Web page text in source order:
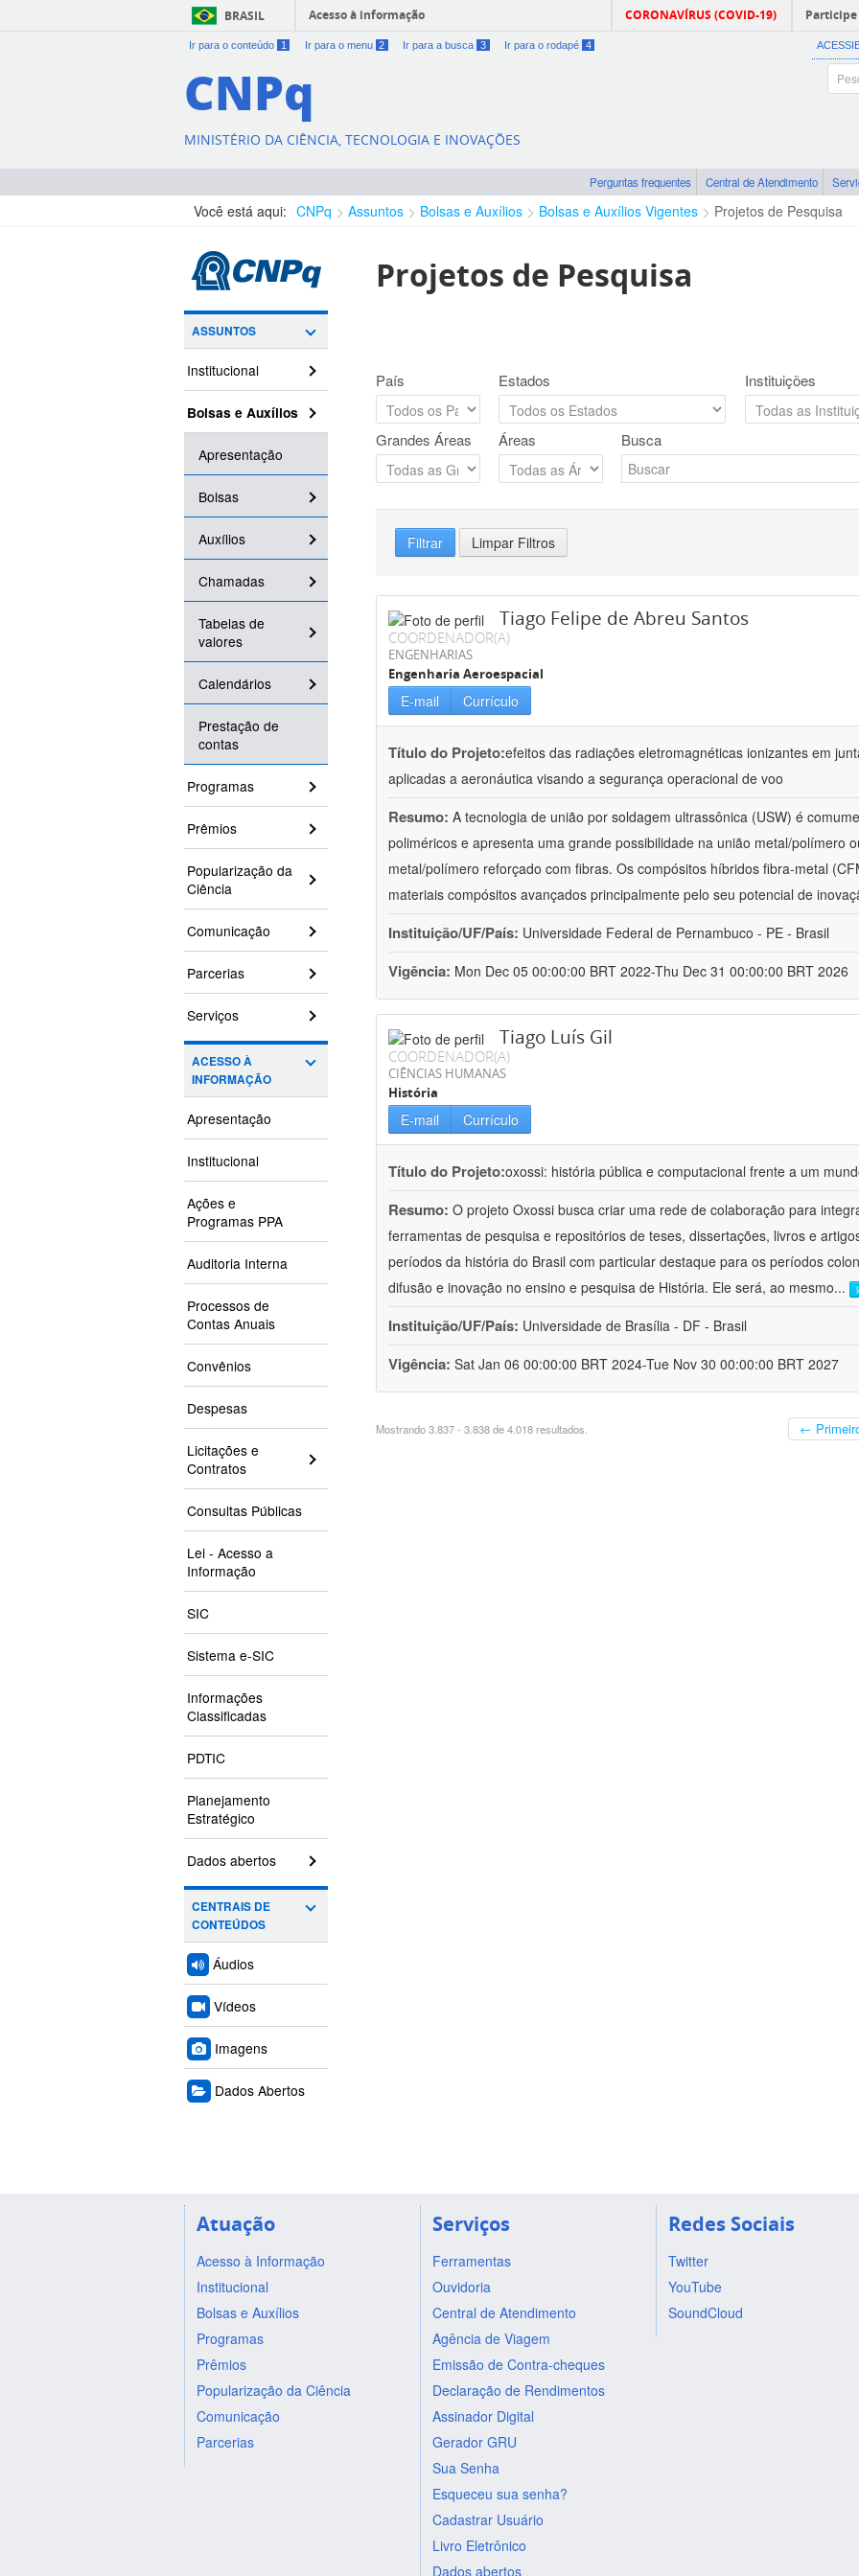
BRASIL Acesso à informação CORONAVÍRUS (COVID-19) Participe
Ir para o conteúdo 1 Ir para o menu 2 Ir para a busca 3 Ir para o rodapé 4
CNPq
MINISTÉRIO DA CIÊNCIA, TECNOLOGIA E INOVAÇÕES
Perguntas frequentes Central de Atendimento
Você está aqui: CNPq Assuntos Bolsas e Auxílios Bolsas e Auxílios Vigentes Projetos de Pesquisa
ASSUNTOS
Institucional
Bolsas e Auxílios
Apresentação
Bolsas
Auxílios
Chamadas
Tabelas de
valores
Calendários
Prestação de
contas
Programas
Prêmios
Popularização da
Ciência
Comunicação
Parcerias
Serviços
ACESSO À
INFORMAÇÃO
Apresentação
Institucional
Ações e
Programas PPA
Auditoria Interna
Processos de
Contas Anuais
Convênios
Despesas
Licitações e
Contratos
Consultas Públicas
Lei - Acesso a
Informação
SIC
Sistema e-SIC
Informações
Classificadas
PDTIC
Planejamento
Estratégico
Dados abertos
CENTRAIS DE
CONTEÚDOS
Áudios
Vídeos
Imagens
Dados Abertos
Projetos de Pesquisa
País Estados Instituições
Grandes Áreas Áreas Busca
Filtrar Limpar Filtros
Tiago Felipe de Abreu Santos
COORDENADOR(A)
ENGENHARIAS
Engenharia Aeroespacial
E-mail Currículo
Título do Projeto:efeitos das radiações eletromagnéticas ionizantes em
aplicadas a aeronáutica visando a segurança operacional de voo
Resumo: A tecnologia de união por soldagem ultrassônica (USW) é
poliméricos e apresenta uma grande possibilidade na união metal/polímero
metal/polímero reforçado com fibras. Os compósitos híbridos fibra-metal
materiais compósitos avançados principalmente pelo seu potencial de
Instituição/UF/País: Universidade Federal de Pernambuco - PE - Brasil
Vigência: Mon Dec 05 00:00:00 BRT 2022-Thu Dec 31 00:00:00 BRT 2026
Tiago Luís Gil
COORDENADOR(A)
CIÊNCIAS HUMANAS
História
E-mail Currículo
Título do Projeto:oxossi: história pública e computacional frente a um
Resumo: O projeto Oxossi busca criar uma rede de colaboração para
ferramentas de pesquisa e repositórios de teses, dissertações, livros e
períodos da história do Brasil com particular destaque para os períodos
difusão e inovação no ensino e pesquisa de História. Ele será, ao mesmo...
Instituição/UF/País: Universidade de Brasília - DF - Brasil
Vigência: Sat Jan 06 00:00:00 BRT 2024-Tue Nov 30 00:00:00 BRT 2027
Mostrando 3.837 - 3.838 de 4.018 resultados. ←
Atuação
Acesso à Informação
Institucional
Bolsas e Auxílios
Programas
Prêmios
Popularização da Ciência
Comunicação
Parcerias
Serviços
Ferramentas
Ouvidoria
Central de Atendimento
Agência de Viagem
Emissão de Contra-cheques
Declaração de Rendimentos
Assinador Digital
Gerador GRU
Sua Senha
Esqueceu sua senha?
Cadastrar Usuário
Livro Eletrônico
Dados abertos
Redes Sociais
Twitter
YouTube
SoundCloud